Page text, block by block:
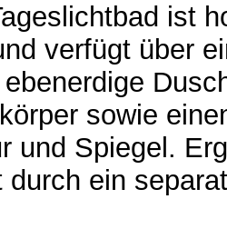
ist
verfügt über
sowie
und Spiegel.
durch ein